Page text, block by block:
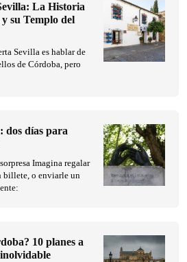
La Historia
su Templo del
Sevilla es hablar de
de Córdoba, pero
dos días para
Imagina regalar
billete, o enviarle un
10 planes a